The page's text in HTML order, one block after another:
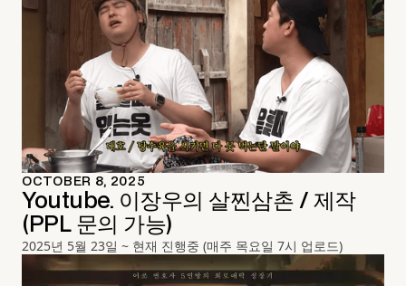
OCTOBER 8, 2025
Youtube. 이장우의 살찐삼촌 / 제작
(PPL 문의 가능)
2025년 5월 23일 ~ 현재 진행중 (매주 목요일 7시 업로드)